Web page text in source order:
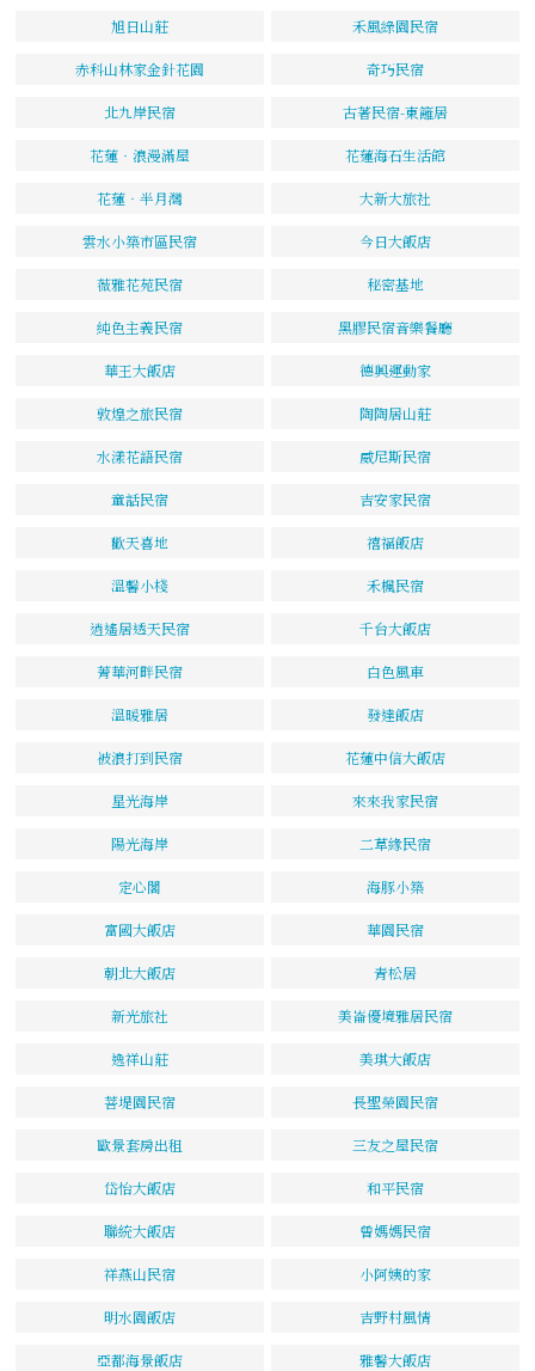
旭日山莊 禾風綠園民宿
赤科山林家金針花園 奇巧民宿
北九岸民宿 古著民宿-東籬居
花蓮‧浪漫滿屋 花蓮海石生活館
花蓮‧半月灣 大新大旅社
雲水小築市區民宿 今日大飯店
薇雅花苑民宿 秘密基地
純色主義民宿 黑膠民宿音樂餐廳
華王大飯店 德興運動家
敦煌之旅民宿 陶陶居山莊
水漾花語民宿 威尼斯民宿
童話民宿 吉安家民宿
歡天喜地 禧福飯店
溫馨小棧 禾楓民宿
逍遙居透天民宿 千台大飯店
菁華河畔民宿 白色風車
溫暖雅居 發達飯店
被浪打到民宿 花蓮中信大飯店
星光海岸 來來我家民宿
陽光海岸 二草緣民宿
定心閣 海豚小築
富國大飯店 華園民宿
朝北大飯店 青松居
新光旅社 美崙優境雅居民宿
逸祥山莊 美琪大飯店
菩堤園民宿 長聖榮園民宿
歐景套房出租 三友之屋民宿
岱怡大飯店 和平民宿
聯統大飯店 曾媽媽民宿
祥燕山民宿 小阿姨的家
明水園飯店 吉野村風情
亞都海景飯店 雅馨大飯店